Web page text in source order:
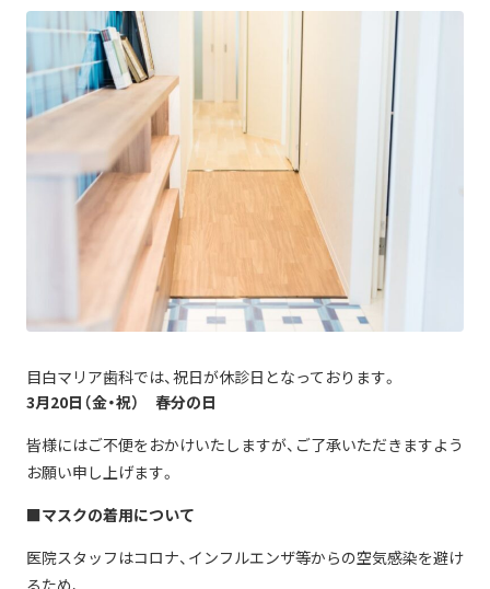
目白マリア歯科では、祝日が休診日となっております。
3月20日（金・祝） 春分の日
皆様にはご不便をおかけいたしますが、ご了承いただきますよう
お願い申し上げます。
■マスクの着用について
医院スタッフはコロナ、インフルエンザ等からの空気感染を避け
るため、